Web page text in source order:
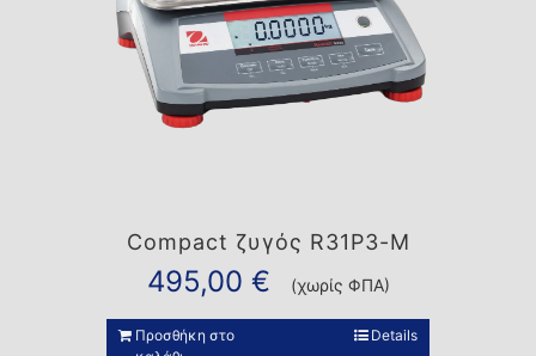
Compact ζυγός R31P3-M
495,00 € (χωρίς ΦΠΑ)
Προσθήκη στο
Details